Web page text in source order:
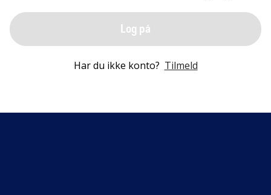
Log på
Har du ikke konto? Tilmeld